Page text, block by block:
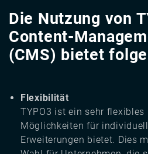
Die Nutzung von
Content-
(CMS) bietet
Flexibilität
TYPO3 ist ein sehr flexibles
Möglichkeiten für
Erweiterungen bietet. Dies